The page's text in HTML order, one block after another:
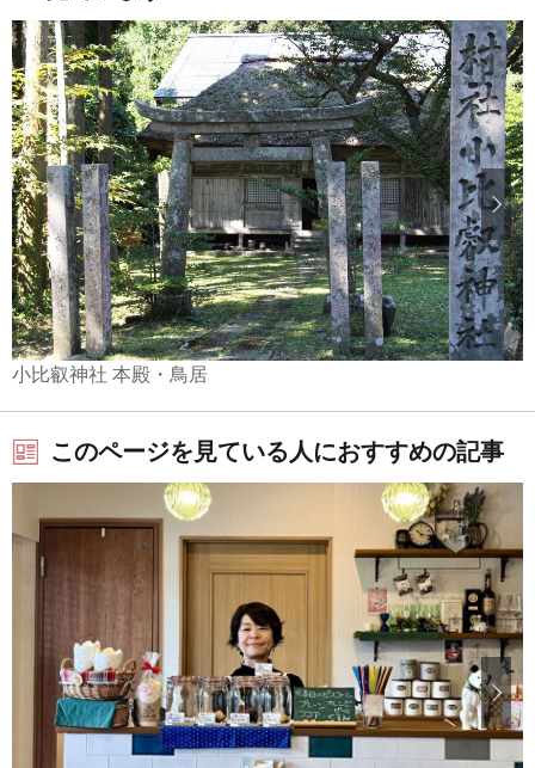
小比叡神社 本殿・鳥居
このページを見ている人におすすめの記事